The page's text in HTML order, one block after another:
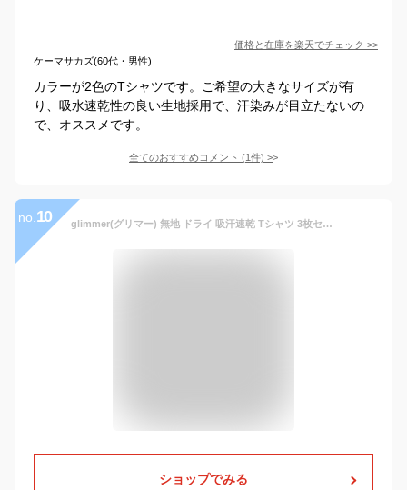
価格と在庫を楽天でチェック >>
ケーマサカズ(60代・男性)
カラーが2色のTシャツです。ご希望の大きなサイズが有
り、吸水速乾性の良い生地採用で、汗染みが目立たないの
で、オススメです。
全てのおすすめコメント (1件) >
no. 10 glimmer(グリマー) 無地 ドライ 吸汗速乾 Tシャツ 3枚セット クールタオル付 ブラック-6L
ショップでみる